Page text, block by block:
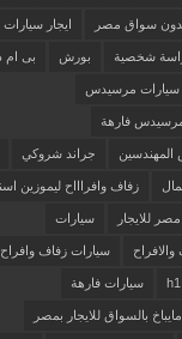
بدون سواق مصر ايجار
شخصية بورش بى ام
سيارات مرسيدس
فارهة
جراند شروكي
زفاف وافراااح ليموزين
للايجار سيارات
سيارات زفاف وافراح
سيارات فارهة
بالسواق للايجار بمصر